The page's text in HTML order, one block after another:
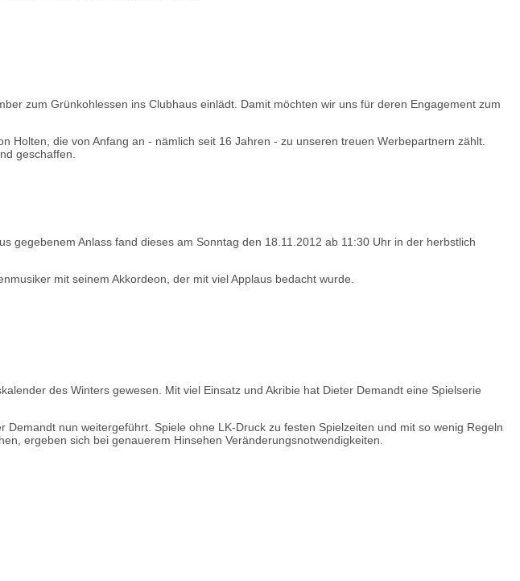
zum Grünkohlessen ins Clubhaus einlädt. Damit möchten wir uns für deren Engagement zum
die von Anfang an - nämlich seit 16 Jahren - zu unseren treuen Werbepartnern zählt.
geschaffen.
gegebenem Anlass fand dieses am Sonntag den 18.11.2012 ab 11:30 Uhr in der herbstlich
mit seinem Akkordeon, der mit viel Applaus bedacht wurde.
des Winters gewesen. Mit viel Einsatz und Akribie hat Dieter Demandt eine Spielserie
nun weitergeführt. Spiele ohne LK-Druck zu festen Spielzeiten und mit so wenig Regeln
ergeben sich bei genauerem Hinsehen Veränderungsnotwendigkeiten.